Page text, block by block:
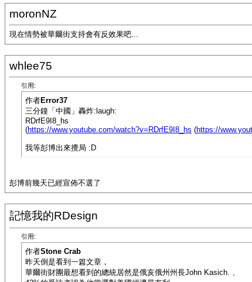
moronNZ
現在情勢被華爾街支持會有反效果吧...
whlee75
引用:
作者Error37
三分鐘「中國」轟炸:laugh:
RDrfE9I8_hs
(https://www.youtube.com/watch?v=RDrfE9I8_hs (https://
我等彭博出來攪局 :D
彭博前幾天已經宣佈不選了
記憶我的RDesign
引用:
作者Stone Crab
昨天倒是看到一篇文章，
華爾街財團最想看到的總統居然是俄亥俄州州長John Kasich. 、